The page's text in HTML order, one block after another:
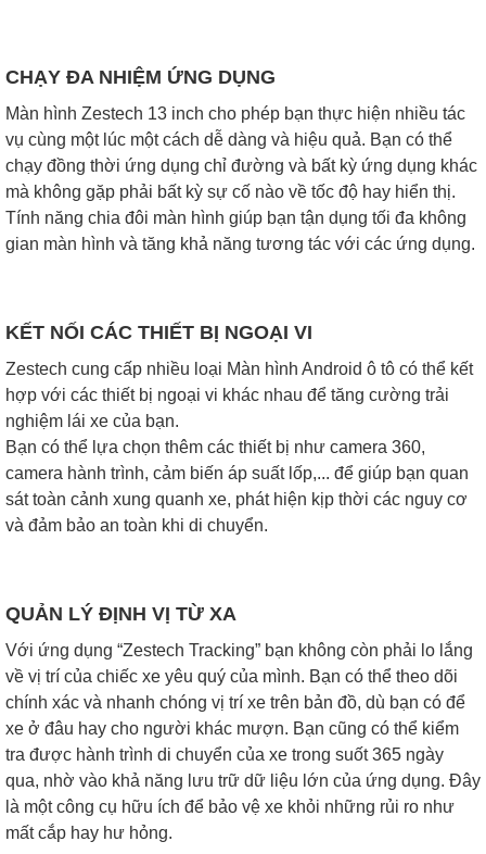
CHẠY ĐA NHIỆM ỨNG DỤNG
Màn hình Zestech 13 inch cho phép bạn thực hiện nhiều tác
vụ cùng một lúc một cách dễ dàng và hiệu quả. Bạn có thể
chạy đồng thời ứng dụng chỉ đường và bất kỳ ứng dụng khác
mà không gặp phải bất kỳ sự cố nào về tốc độ hay hiển thị.
Tính năng chia đôi màn hình giúp bạn tận dụng tối đa không
gian màn hình và tăng khả năng tương tác với các ứng dụng.
KẾT NỐI CÁC THIẾT BỊ NGOẠI VI
Zestech cung cấp nhiều loại Màn hình Android ô tô có thể kết
hợp với các thiết bị ngoại vi khác nhau để tăng cường trải
nghiệm lái xe của bạn.
Bạn có thể lựa chọn thêm các thiết bị như camera 360,
camera hành trình, cảm biến áp suất lốp,... để giúp bạn quan
sát toàn cảnh xung quanh xe, phát hiện kịp thời các nguy cơ
và đảm bảo an toàn khi di chuyển.
QUẢN LÝ ĐỊNH VỊ TỪ XA
Với ứng dụng “Zestech Tracking” bạn không còn phải lo lắng
về vị trí của chiếc xe yêu quý của mình. Bạn có thể theo dõi
chính xác và nhanh chóng vị trí xe trên bản đồ, dù bạn có để
xe ở đâu hay cho người khác mượn. Bạn cũng có thể kiểm
tra được hành trình di chuyển của xe trong suốt 365 ngày
qua, nhờ vào khả năng lưu trữ dữ liệu lớn của ứng dụng. Đây
là một công cụ hữu ích để bảo vệ xe khỏi những rủi ro như
mất cắp hay hư hỏng.